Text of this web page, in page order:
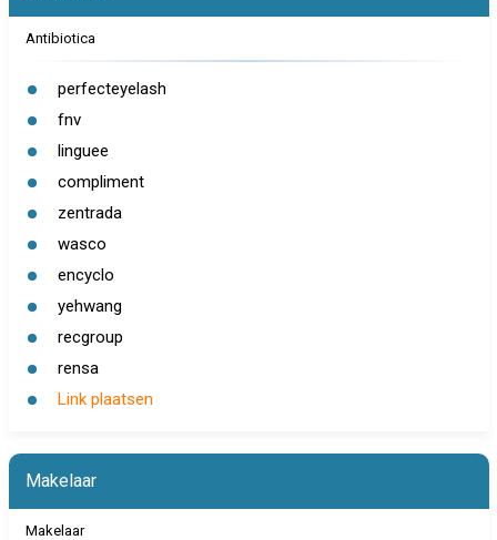
Antibiotica
perfecteyelash
fnv
linguee
compliment
zentrada
wasco
encyclo
yehwang
recgroup
rensa
Link plaatsen
Makelaar
Makelaar